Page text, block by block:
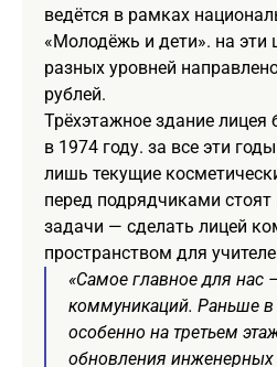
ведётся в рамках
«Молодёжь и дети». на эти
разных уровней
рублей.
Трёхэтажное здание лицея
в 1974 году. за все эти
лишь текущие
перед подрядчиками
задачи — сделать лицей
пространством для
«Самое главное для нас
коммуникаций. Раньше
особенно на третьем
обновления инженерных